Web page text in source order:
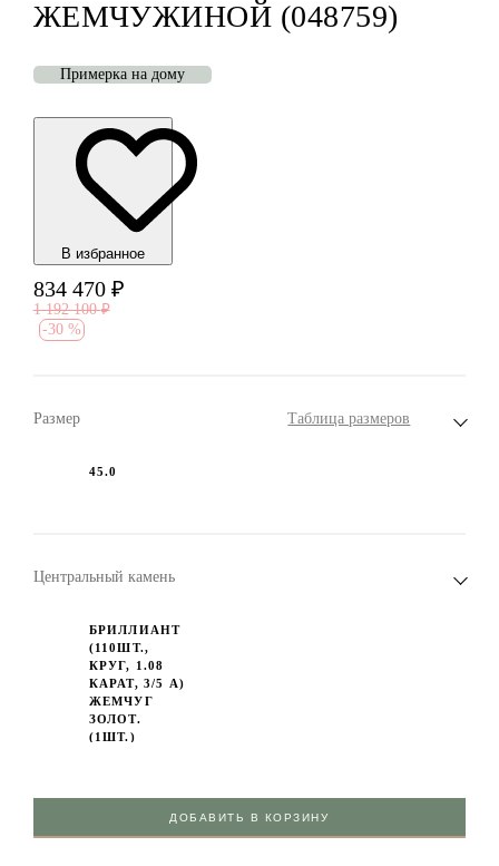
ЖЕМЧУЖИНОЙ (048759)
Примерка на дому
В избранноe
834 470 ₽
1 192 100 ₽
-30 %
Размер Таблица размеров
45.0
Центральный камень
БРИЛЛИАНТ
(110ШТ.,
КРУГ, 1.08
КАРАТ, 3/5 А)
ЖЕМЧУГ
ЗОЛОТ.
(1ШТ.)
ДОБАВИТЬ В КОРЗИНУ